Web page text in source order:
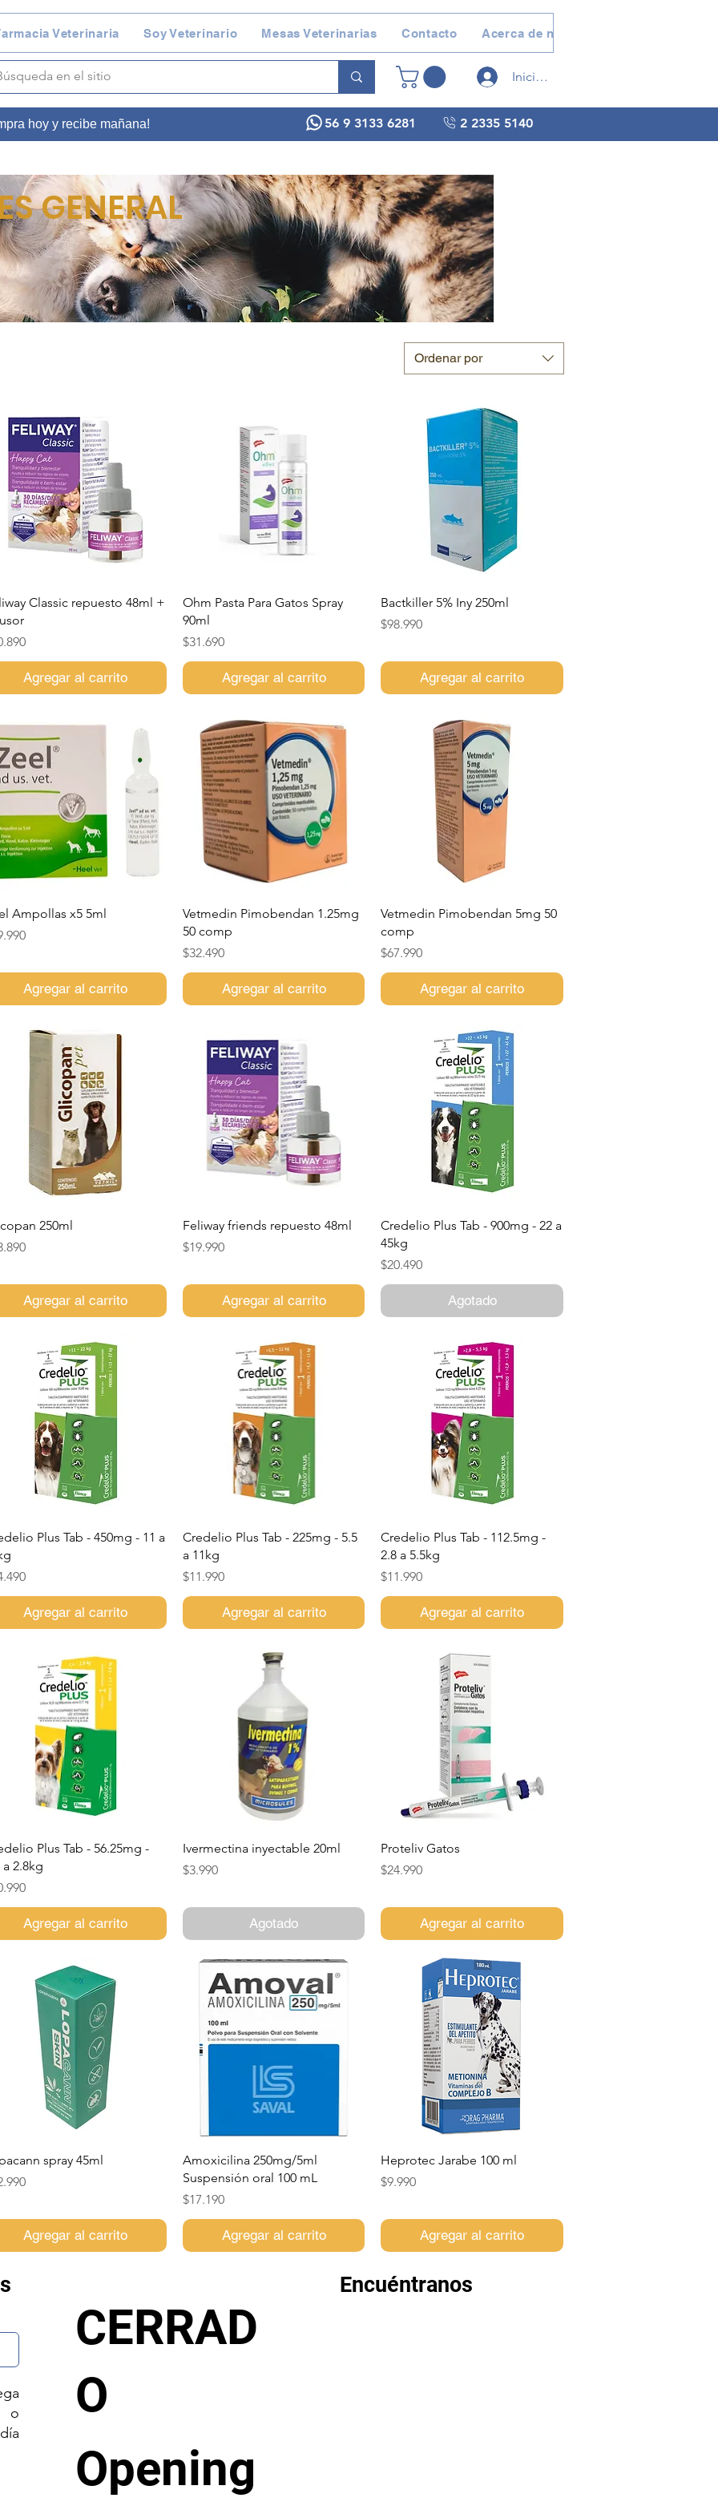
Veterinaria Soy Veterinario Mesas Veterinarias Contacto Acerca de nosotros
Iniciar sesión
hoy y recibe mañana! 2 2335 5140
56 9 3133 6281
GENERAL
Ordenar por
Vista rápida
Classic repuesto 48ml +
Agregar al carrito
Vista rápida
Ohm Pasta Para Gatos Spray
90ml
Precio
$31.690
Agregar al carrito
Vista rápida
Bactkiller 5% Iny 250ml
Precio
$98.990
Agregar al carrito
Vista rápida
Ampollas x5 5ml
Agregar al carrito
Vista rápida
Vetmedin Pimobendan 1.25mg
50 comp
Precio
$32.490
Agregar al carrito
Vista rápida
Vetmedin Pimobendan 5mg 50
comp
Precio
$67.990
Agregar al carrito
Vista rápida
250ml
Agregar al carrito
Vista rápida
Feliway friends repuesto 48ml
Precio
$19.990
Agregar al carrito
Vista rápida
Credelio Plus Tab - 900mg - 22 a
45kg
Precio
$20.490
Agotado
Vista rápida
Plus Tab - 450mg - 11 a
Agregar al carrito
Vista rápida
Credelio Plus Tab - 225mg - 5.5
a 11kg
Precio
$11.990
Agregar al carrito
Vista rápida
Credelio Plus Tab - 112.5mg -
2.8 a 5.5kg
Precio
$11.990
Agregar al carrito
Vista rápida
Plus Tab - 56.25mg -
a 2.8kg
Agregar al carrito
Vista rápida
Ivermectina inyectable 20ml
Precio
$3.990
Agotado
Vista rápida
Proteliv Gatos
Precio
$24.990
Agregar al carrito
Vista rápida
spray 45ml
Agregar al carrito
Vista rápida
Amoxicilina 250mg/5ml
Suspensión oral 100 mL
Precio
$17.190
Agregar al carrito
Vista rápida
Heprotec Jarabe 100 ml
Precio
$9.990
Agregar al carrito
o
CERRAD
O
Opening
Encuéntranos